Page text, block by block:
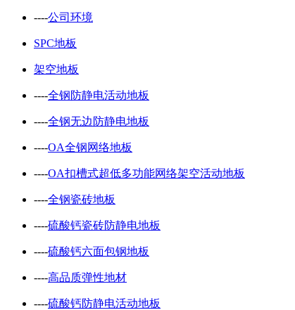
----公司环境
SPC地板
架空地板
----全钢防静电活动地板
----全钢无边防静电地板
----OA全钢网络地板
----OA扣槽式超低多功能网络架空活动地板
----全钢瓷砖地板
----硫酸钙瓷砖防静电地板
----硫酸钙六面包钢地板
----高品质弹性地材
----硫酸钙防静电活动地板